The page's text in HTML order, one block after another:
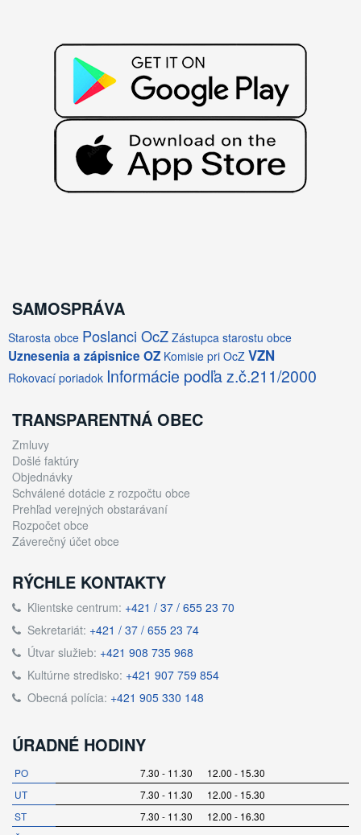
SAMOSPRÁVA
Starosta obce Poslanci OcZ Zástupca starostu obce
Uznesenia a zápisnice OZ Komisie pri OcZ VZN
Rokovací poriadok Informácie podľa z.č.211/2000
TRANSPARENTNÁ OBEC
Zmluvy
Došlé faktúry
Objednávky
Schválené dotácie z rozpočtu obce
Prehľad verejných obstarávaní
Rozpočet obce
Záverečný účet obce
RÝCHLE KONTAKTY
Klientske centrum: +421 / 37 / 655 23 70
Sekretariát: +421 / 37 / 655 23 74
Útvar služieb: +421 908 735 968
Kultúrne stredisko: +421 907 759 854
Obecná polícia: +421 905 330 148
ÚRADNÉ HODINY
PO
7.30 - 11.30 12.00 - 15.30
UT
7.30 - 11.30 12.00 - 15.30
ST
7.30 - 11.30 12.00 - 16.30